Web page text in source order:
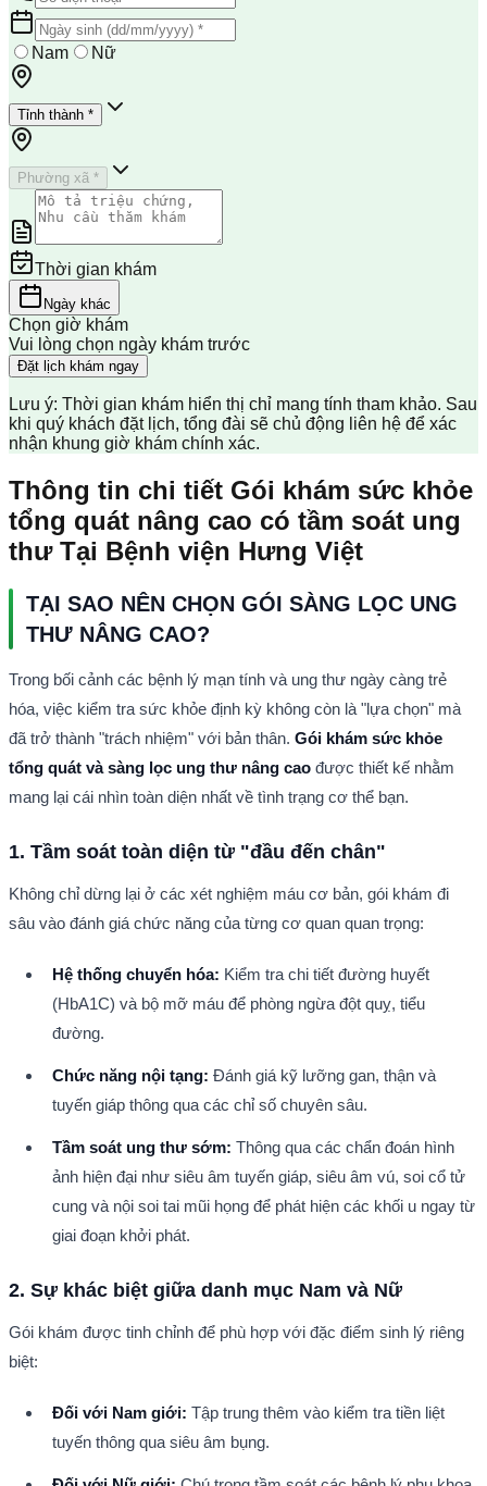
Nam Nữ
Tỉnh thành *
Phường xã *
Thời gian khám
Ngày khác
Chọn giờ khám
Vui lòng chọn ngày khám trước
Đặt lịch khám ngay
Lưu ý: Thời gian khám hiển thị chỉ mang tính tham khảo. Sau
khi quý khách đặt lịch, tổng đài sẽ chủ động liên hệ để xác
nhận khung giờ khám chính xác.
Thông tin chi tiết Gói khám sức khỏe
tổng quát nâng cao có tầm soát ung
thư Tại Bệnh viện Hưng Việt
TẠI SAO NÊN CHỌN GÓI SÀNG LỌC UNG
THƯ NÂNG CAO?
Trong bối cảnh các bệnh lý mạn tính và ung thư ngày càng trẻ
hóa, việc kiểm tra sức khỏe định kỳ không còn là "lựa chọn" mà
đã trở thành "trách nhiệm" với bản thân. Gói khám sức khỏe
tổng quát và sàng lọc ung thư nâng cao được thiết kế nhằm
mang lại cái nhìn toàn diện nhất về tình trạng cơ thể bạn.
1. Tầm soát toàn diện từ "đầu đến chân"
Không chỉ dừng lại ở các xét nghiệm máu cơ bản, gói khám đi
sâu vào đánh giá chức năng của từng cơ quan quan trọng:
Hệ thống chuyển hóa: Kiểm tra chi tiết đường huyết
(HbA1C) và bộ mỡ máu để phòng ngừa đột quỵ, tiểu
đường.
Chức năng nội tạng: Đánh giá kỹ lưỡng gan, thận và
tuyến giáp thông qua các chỉ số chuyên sâu.
Tầm soát ung thư sớm: Thông qua các chẩn đoán hình
ảnh hiện đại như siêu âm tuyến giáp, siêu âm vú, soi cổ tử
cung và nội soi tai mũi họng để phát hiện các khối u ngay từ
giai đoạn khởi phát.
2. Sự khác biệt giữa danh mục Nam và Nữ
Gói khám được tinh chỉnh để phù hợp với đặc điểm sinh lý riêng
biệt:
Đối với Nam giới: Tập trung thêm vào kiểm tra tiền liệt
tuyến thông qua siêu âm bụng.